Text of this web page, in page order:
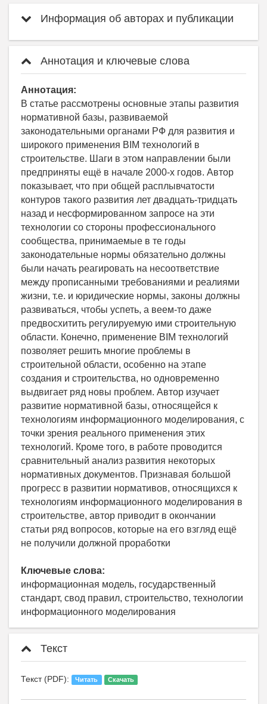
Информация об авторах и публикации
Аннотация и ключевые слова
Аннотация:
В статье рассмотрены основные этапы развития
нормативной базы, развиваемой
законодательными органами РФ для развития и
широкого применения BIM технологий в
строительстве. Шаги в этом направлении были
предприняты ещё в начале 2000-х годов. Автор
показывает, что при общей расплывчатости
контуров такого развития лет двадцать-тридцать
назад и несформированном запросе на эти
технологии со стороны профессионального
сообщества, принимаемые в те годы
законодательные нормы обязательно должны
были начать реагировать на несоответствие
между прописанными требованиями и реалиями
жизни, т.е. и юридические нормы, законы должны
развиваться, чтобы успеть, а веем-то даже
предвосхитить регулируемую ими строительную
области. Конечно, применение BIM технологий
позволяет решить многие проблемы в
строительной области, особенно на этапе
создания и строительства, но одновременно
выдвигает ряд новы проблем. Автор изучает
развитие нормативной базы, относящейся к
технологиям информационного моделирования, с
точки зрения реального применения этих
технологий. Кроме того, в работе проводится
сравнительный анализ развития некоторых
нормативных документов. Признавая большой
прогресс в развитии нормативов, относящихся к
технологиям информационного моделирования в
строительстве, автор приводит в окончании
статьи ряд вопросов, которые на его взгляд ещё
не получили должной проработки
Ключевые слова:
информационная модель, государственный
стандарт, свод правил, строительство, технологии
информационного моделирования
Текст
Текст (PDF): Читать Скачать